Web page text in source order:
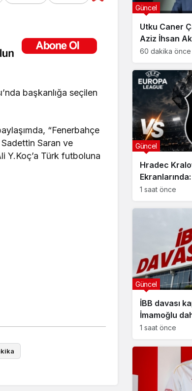
başkanlığa seçilen
“Fenerbahçe
Saran ve
Y.Koç’a Türk futboluna
Utku Caner
Aziz İhsan
Gelişme
60 dakika önce
Güncel
Hradec
Detayları
1 saat önce
Güncel
İBB davası
İmamoğlu
tutukluluğuna
1 saat önce
Güncel